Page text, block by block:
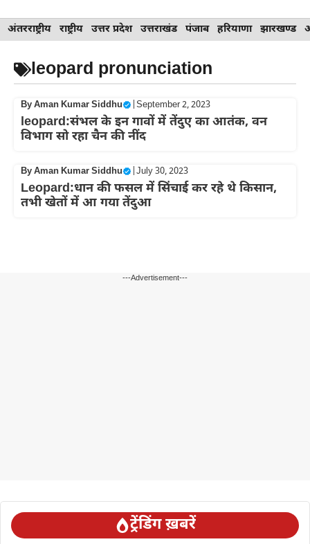
Skip
to
content
अंतरराष्ट्रीय राष्ट्रीय उत्तर प्रदेश उत्तराखंड पंजाब हरियाणा झारखण्ड
leopard pronunciation
ByAman Kumar Siddhu September 2, 2023
leopard:संभल के इन गावों में तेंदुए का आतंक, वन
विभाग सो रहा चैन की नींद
ByAman Kumar Siddhu July 30, 2023
Leopard:धान की फसल में सिंचाई कर रहे थे किसान,
तभी खेतों में आ गया तेंदुआ
---Advertisement---
ट्रेंडिंग ख़बरें